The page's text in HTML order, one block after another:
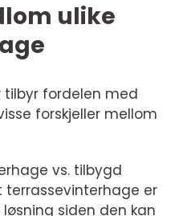
ulike
tilbyr fordelen med
forskjeller mellom
vs. tilbygd
terrassevinterhage er
siden den kan